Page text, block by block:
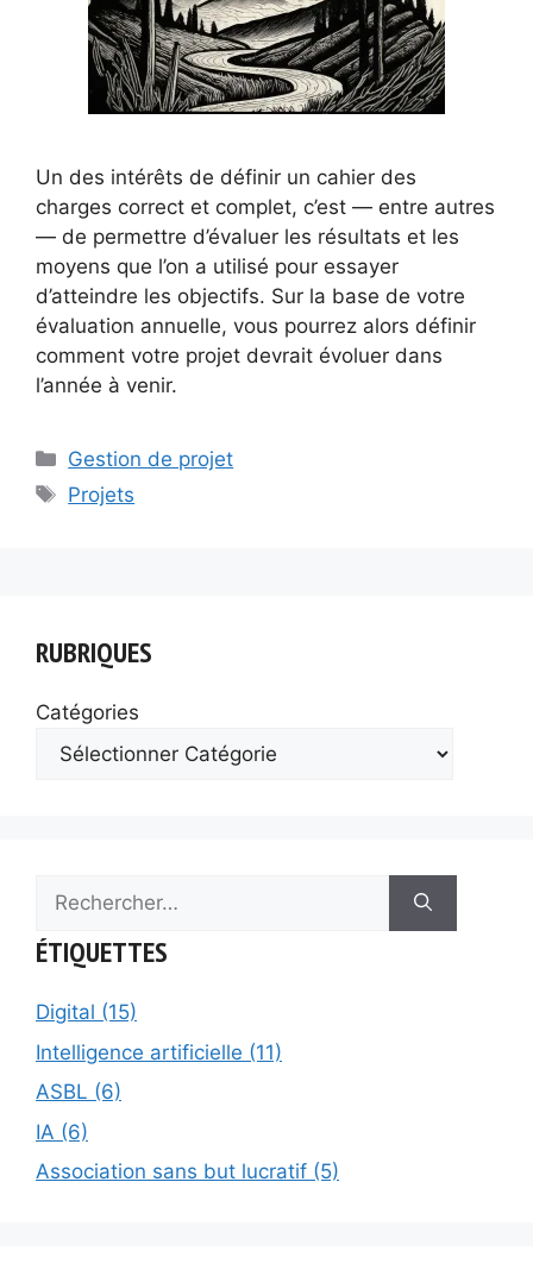
Un des intérêts de définir un cahier des
charges correct et complet, c’est — entre autres
— de permettre d’évaluer les résultats et les
moyens que l’on a utilisé pour essayer
d’atteindre les objectifs. Sur la base de votre
évaluation annuelle, vous pourrez alors définir
comment votre projet devrait évoluer dans
l’année à venir.
Catégories
Gestion de projet
Étiquettes
Projets
RUBRIQUES
Catégories
Rechercher :
ÉTIQUETTES
Digital (15)
Intelligence artificielle (11)
ASBL (6)
IA (6)
Association sans but lucratif (5)